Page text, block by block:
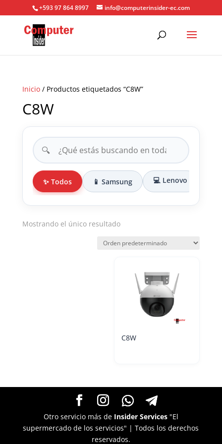
+593 97 864 8997 info@computerinsider-ec.com
Inicio/ Productos etiquetados “C8W”
C8W
🔍
✨ Todos 📱 Samsung 💻 Lenovo
Mostrando el único resultado
C8W
Otro servicio más de Insider Services"El
supermercado de los servicios" | Todos los derechos
reservados.